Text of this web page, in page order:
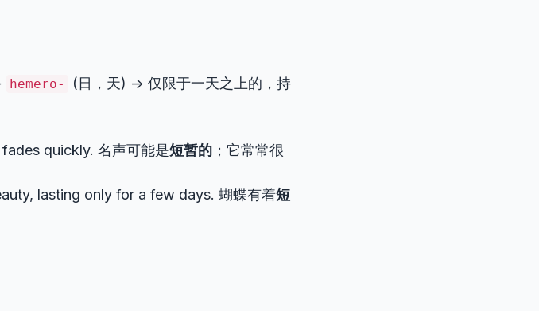
hemero-
(日，天) -> 仅限于一天之上的，持
quickly. 名声可能是短暂的 ；它常常很
lasting only for a few days. 蝴蝶有着短